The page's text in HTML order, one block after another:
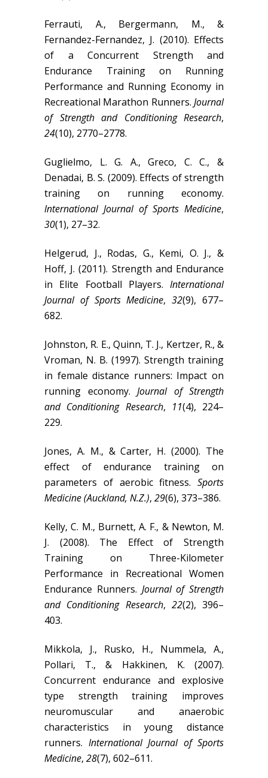
Ferrauti, A., Bergermann, M., &
Fernandez-Fernandez, J. (2010). Effects
of a Concurrent Strength and
Endurance Training on Running
Performance and Running Economy in
Recreational Marathon Runners. Journal
of Strength and Conditioning Research,
24(10), 2770–2778.
Guglielmo, L. G. A., Greco, C. C., &
Denadai, B. S. (2009). Effects of strength
training on running economy.
International Journal of Sports Medicine,
30(1), 27–32.
Helgerud, J., Rodas, G., Kemi, O. J., &
Hoff, J. (2011). Strength and Endurance
in Elite Football Players. International
Journal of Sports Medicine,32(9), 677–
682.
Johnston, R. E., Quinn, T. J., Kertzer, R., &
Vroman, N. B. (1997). Strength training
in female distance runners: Impact on
running economy. Journal of Strength
and Conditioning Research, 11(4), 224–
229.
Jones, A. M., & Carter, H. (2000). The
effect of endurance training on
parameters of aerobic fitness. Sports
Medicine (Auckland, N.Z.), 29(6), 373–386.
Kelly, C. M., Burnett, A. F., & Newton, M.
J. (2008). The Effect of Strength
Training on Three-Kilometer
Performance in Recreational Women
Endurance Runners. Journal of Strength
and Conditioning Research, 22(2), 396–
403.
Mikkola, J., Rusko, H., Nummela, A.,
Pollari, T., & Hakkinen, K. (2007).
Concurrent endurance and explosive
type strength training improves
neuromuscular and anaerobic
characteristics in young distance
runners. International Journal of Sports
Medicine, 28(7), 602–611.